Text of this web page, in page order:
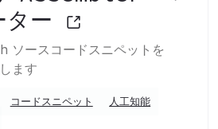
ター
ソースコードスニペットを
ます
コードスニペット
人工知能